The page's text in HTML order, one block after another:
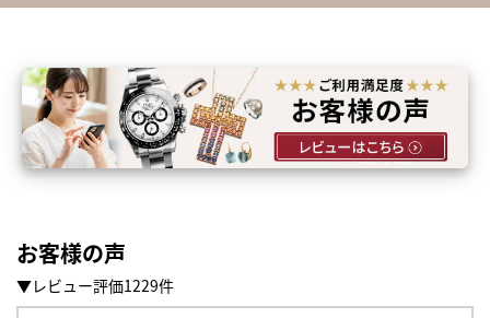
お客様の声
▼レビュー評価1229件